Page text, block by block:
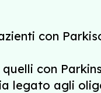
con
con
legato agli